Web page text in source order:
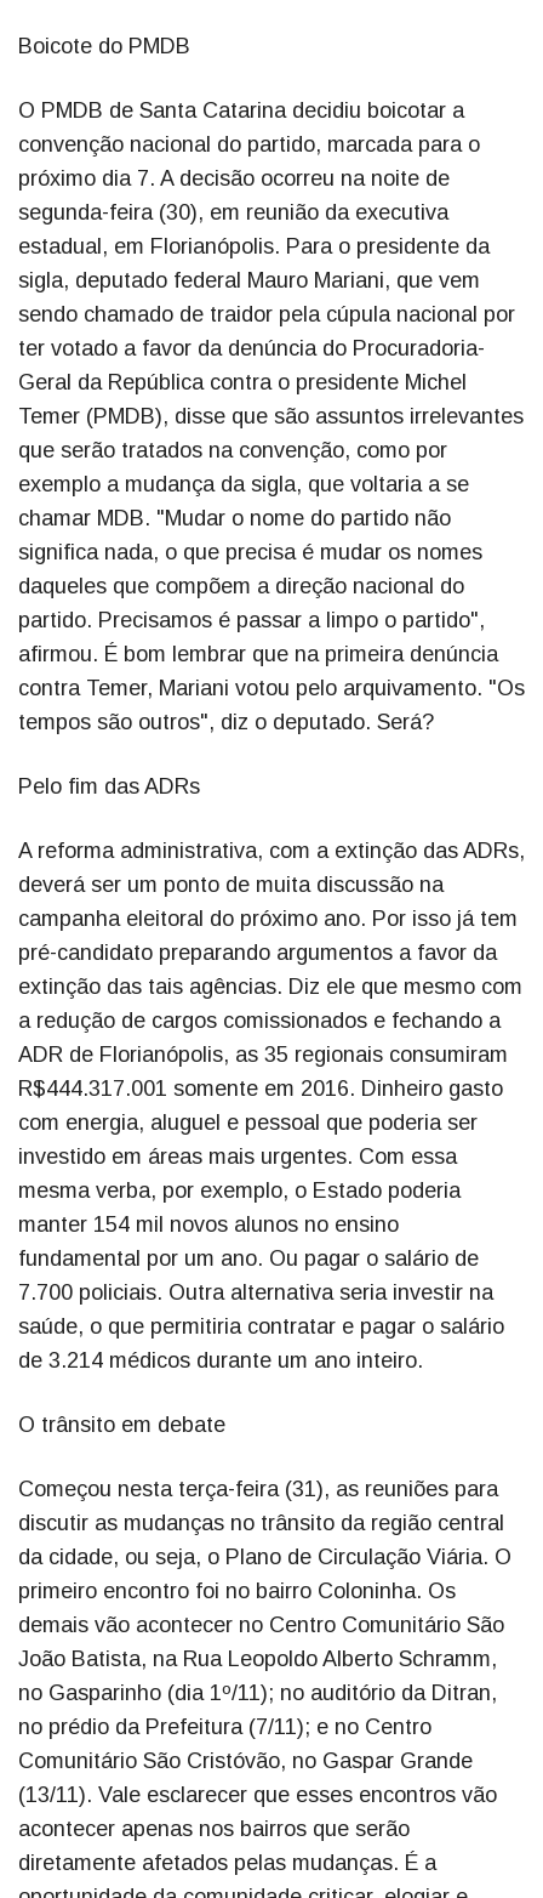
Boicote do PMDB
O PMDB de Santa Catarina decidiu boicotar a
convenção nacional do partido, marcada para o
próximo dia 7. A decisão ocorreu na noite de
segunda-feira (30), em reunião da executiva
estadual, em Florianópolis. Para o presidente da
sigla, deputado federal Mauro Mariani, que vem
sendo chamado de traidor pela cúpula nacional por
ter votado a favor da denúncia do Procuradoria-
Geral da República contra o presidente Michel
Temer (PMDB), disse que são assuntos irrelevantes
que serão tratados na convenção, como por
exemplo a mudança da sigla, que voltaria a se
chamar MDB. "Mudar o nome do partido não
significa nada, o que precisa é mudar os nomes
daqueles que compõem a direção nacional do
partido. Precisamos é passar a limpo o partido",
afirmou. É bom lembrar que na primeira denúncia
contra Temer, Mariani votou pelo arquivamento. "Os
tempos são outros", diz o deputado. Será?
Pelo fim das ADRs
A reforma administrativa, com a extinção das ADRs,
deverá ser um ponto de muita discussão na
campanha eleitoral do próximo ano. Por isso já tem
pré-candidato preparando argumentos a favor da
extinção das tais agências. Diz ele que mesmo com
a redução de cargos comissionados e fechando a
ADR de Florianópolis, as 35 regionais consumiram
R$444.317.001 somente em 2016. Dinheiro gasto
com energia, aluguel e pessoal que poderia ser
investido em áreas mais urgentes. Com essa
mesma verba, por exemplo, o Estado poderia
manter 154 mil novos alunos no ensino
fundamental por um ano. Ou pagar o salário de
7.700 policiais. Outra alternativa seria investir na
saúde, o que permitiria contratar e pagar o salário
de 3.214 médicos durante um ano inteiro.
O trânsito em debate
Começou nesta terça-feira (31), as reuniões para
discutir as mudanças no trânsito da região central
da cidade, ou seja, o Plano de Circulação Viária. O
primeiro encontro foi no bairro Coloninha. Os
demais vão acontecer no Centro Comunitário São
João Batista, na Rua Leopoldo Alberto Schramm,
no Gasparinho (dia 1º/11); no auditório da Ditran,
no prédio da Prefeitura (7/11); e no Centro
Comunitário São Cristóvão, no Gaspar Grande
(13/11). Vale esclarecer que esses encontros vão
acontecer apenas nos bairros que serão
diretamente afetados pelas mudanças. É a